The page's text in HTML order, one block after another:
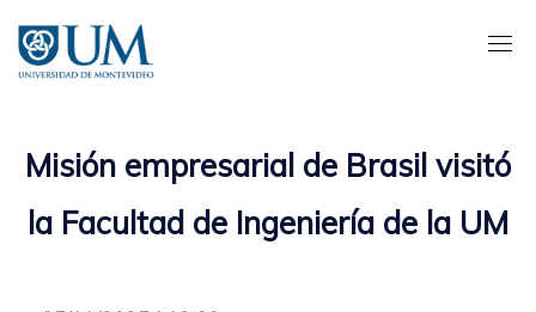
contenido
principal
Misión empresarial de Brasil visitó
la Facultad de Ingeniería de la UM